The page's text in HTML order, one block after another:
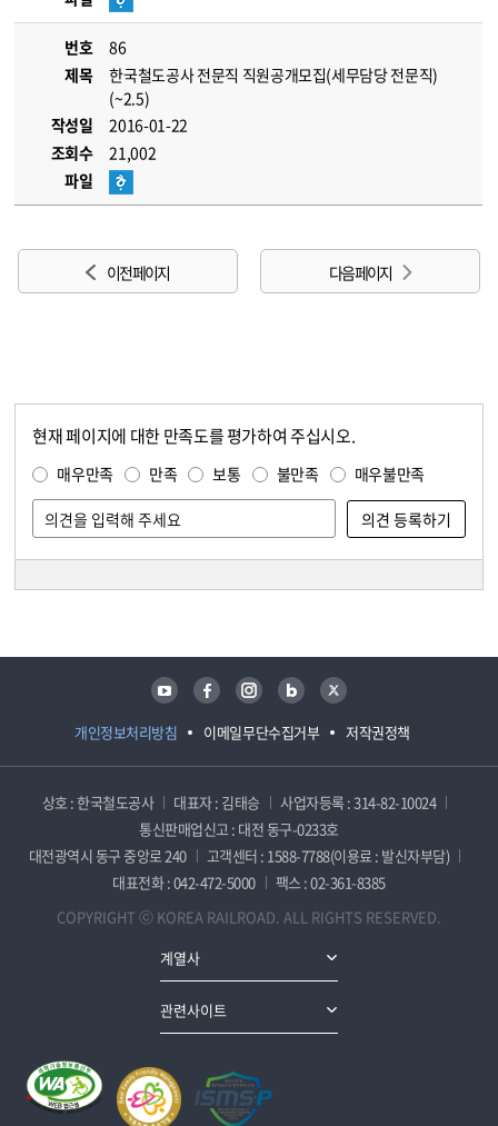
번호
86
제목
한국철도공사 전문직 직원공개모집(세무담당 전문직)
(~2.5)
작성일
2016-01-22
조회수
21,002
파일
이전 페이지 다음 페이지
현재 페이지에 대한 만족도를 평가하여 주십시오.
매우만족 만족 보통 불만족 매우불만족
개인정보처리방침 이메일무단수집거부 저작권정책
유튜브 페이스북 인스타그램 블로그 트위터
상호 : 한국철도공사 대표자 : 김태승
사업자등록 : 314-82-10024
통신판매업신고 : 대전 동구-0233호
대전광역시 동구 중앙로 240
고객센터 : 1588-7788(이용료 : 발신자부담)
대표전화 : 042-472-5000
팩스 : 02-361-8385
COPYRIGHT ⓒ KOREA RAILROAD. ALL RIGHTS RESERVED.
계열사
관련사이트